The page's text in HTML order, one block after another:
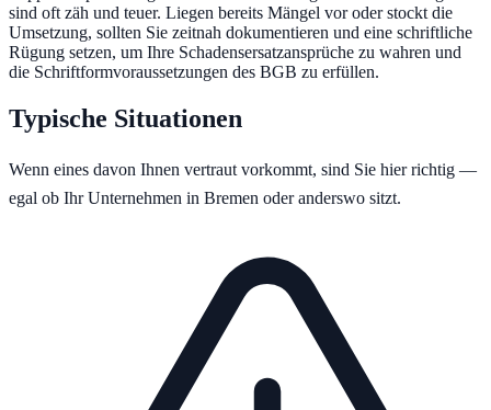
sind oft zäh und teuer. Liegen bereits Mängel vor oder stockt die
Umsetzung, sollten Sie zeitnah dokumentieren und eine schriftliche
Rügung setzen, um Ihre Schadensersatzansprüche zu wahren und
die Schriftformvoraussetzungen des BGB zu erfüllen.
Typische Situationen
Wenn eines davon Ihnen vertraut vorkommt, sind Sie hier richtig —
egal ob Ihr Unternehmen in Bremen oder anderswo sitzt.